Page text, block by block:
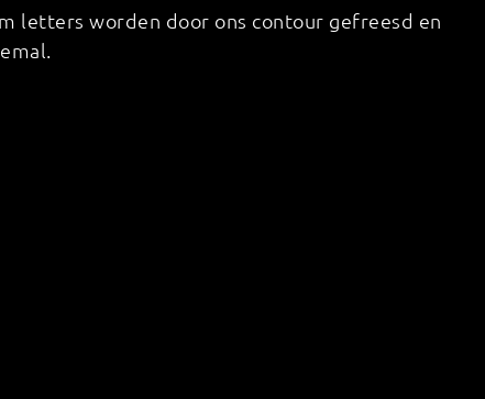
letters worden door ons contour gefreesd en